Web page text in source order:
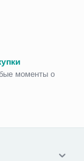
моменты о